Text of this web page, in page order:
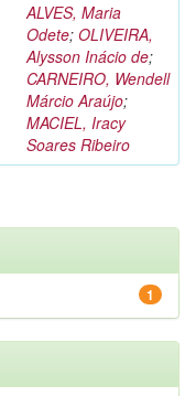
ALVES, Maria
Odete; OLIVEIRA,
Alysson Inácio de;
CARNEIRO, Wendell
Márcio Araújo;
MACIEL, Iracy
Soares Ribeiro
1